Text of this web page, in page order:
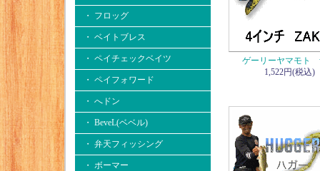
・ フロッグ
・ ベイトブレス
・ ペイチェックベイツ
・ ペイフォワード
・ へドン
・ BeveL(ベベル)
・ 弁天フィッシング
・ ボーマー
ゲーリーヤマモト
1,522円(税込)